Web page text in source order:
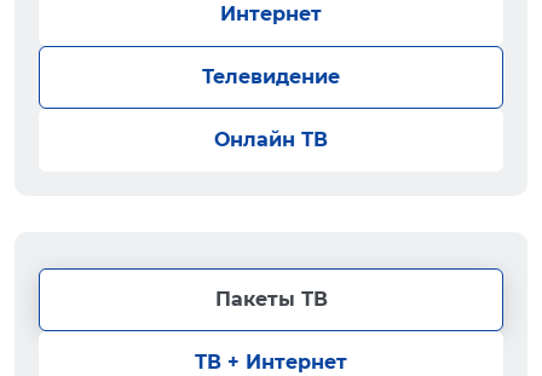
Интернет
Телевидение
Онлайн ТВ
Пакеты ТВ
ТВ + Интернет